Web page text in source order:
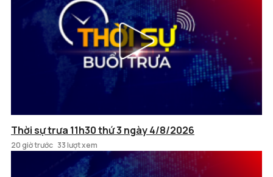
Thời sự trưa 11h30 thứ 3 ngày 4/8/2026
20 giờ trước 33 lượt xem